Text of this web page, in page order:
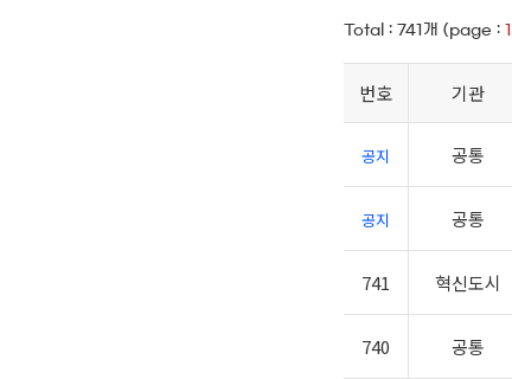
Total :741 개 (page :1
번호 기관
공지 공통
공지 공통
741 혁신도시
740 공통